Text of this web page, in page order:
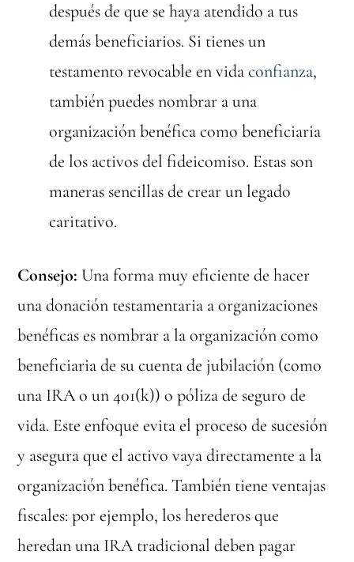
después de que se haya atendido a tus
demás beneficiarios. Si tienes un
testamento revocable en vidaconfianza,
también puedes nombrar a una
organización benéfica como beneficiaria
de los activos del fideicomiso. Estas son
maneras sencillas de crear un legado
caritativo.
Consejo: Una forma muy eficiente de hacer
una donación testamentaria a organizaciones
benéficas es nombrar a la organización como
beneficiaria de su cuenta de jubilación (como
una IRA o un 401(k)) o póliza de seguro de
vida. Este enfoque evita el proceso de sucesión
y asegura que el activo vaya directamente a la
organización benéfica. También tiene ventajas
fiscales: por ejemplo, los herederos que
heredan una IRA tradicional deben pagar